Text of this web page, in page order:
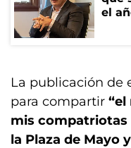
el
La publicación de
para compartir “el
mis compatriotas
la Plaza de Mayo